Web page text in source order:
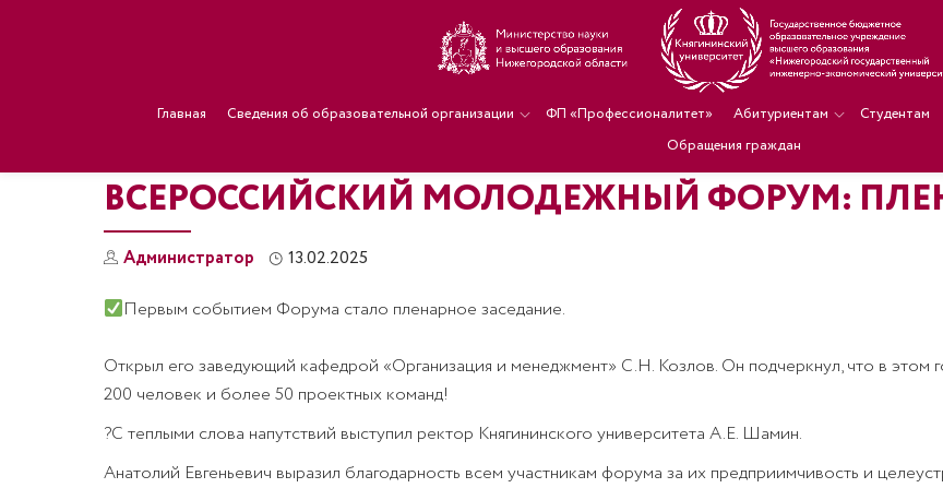
Главная Сведения об образовательной организации ФП «Профессионалитет» Абитуриентам Студентам
Обращения граждан
ВСЕРОССИЙСКИЙ МОЛОДЕЖНЫЙ ФОРУМ:
Администратор 13.02.2025
Первым событием Форума стало пленарное заседание.
Открыл его заведующий кафедрой «Организация и менеджмент» С.Н. Козлов. Он подчеркнул, что в
200 человек и более 50 проектных команд!
?С теплыми слова напутствий выступил ректор Княгининского университета А.Е. Шамин.
Анатолий Евгеньевич выразил благодарность всем участникам форума за их предприимчивость и